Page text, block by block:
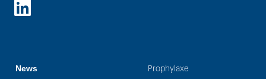
LinkedIn
News Prophylaxe